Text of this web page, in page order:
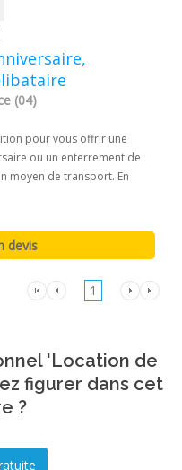
(04)
pour vous offrir une
ou un enterrement de
moyen de transport. En
1
'Location de
figurer dans cet
?